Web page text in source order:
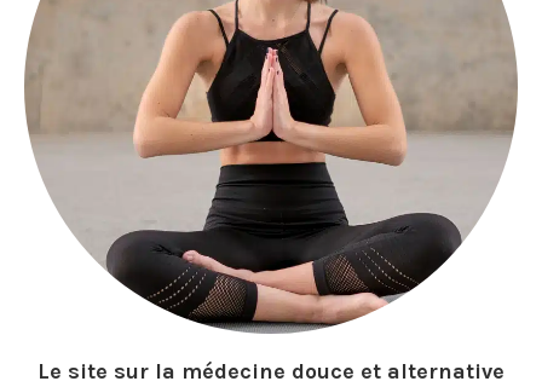
Le site sur la médecine douce et alternative